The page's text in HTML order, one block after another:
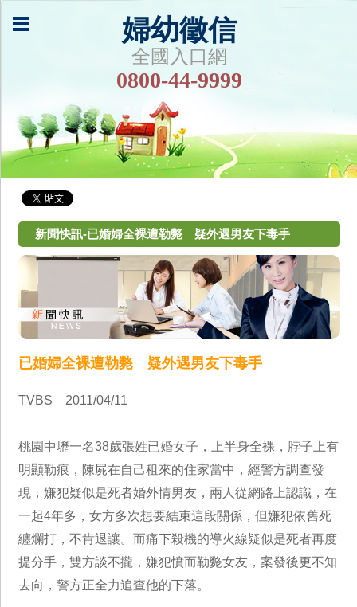
婦幼徵信
全國入口網
0800-44-9999
新聞快訊-已婚婦全裸遭勒斃 疑外遇男友下毒手
已婚婦全裸遭勒斃 疑外遇男友下毒手
TVBS 2011/04/11
桃園中壢一名38歲張姓已婚女子，上半身全裸，脖子上有
明顯勒痕，陳屍在自己租來的住家當中，經警方調查發
現，嫌犯疑似是死者婚外情男友，兩人從網路上認識，在
一起4年多，女方多次想要結束這段關係，但嫌犯依舊死
纏爛打，不肯退讓。而痛下殺機的導火線疑似是死者再度
提分手，雙方談不攏，嫌犯憤而勒斃女友，案發後更不知
去向，警方正全力追查他的下落。